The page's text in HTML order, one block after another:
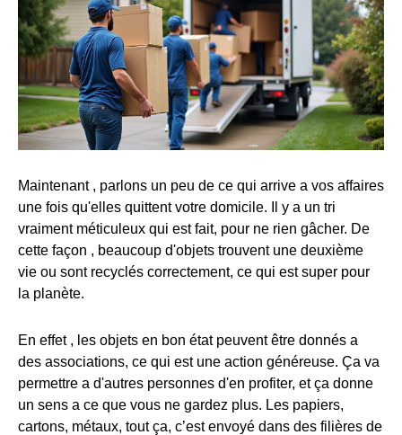
Maintenant , parlons un peu de ce qui arrive a vos affaires
une fois qu'elles quittent votre domicile. Il y a un tri
vraiment méticuleux qui est fait, pour ne rien gâcher. De
cette façon , beaucoup d'objets trouvent une deuxième
vie ou sont recyclés correctement, ce qui est super pour
la planète.
En effet , les objets en bon état peuvent être donnés a
des associations, ce qui est une action généreuse. Ça va
permettre a d'autres personnes d'en profiter, et ça donne
un sens a ce que vous ne gardez plus. Les papiers,
cartons, métaux, tout ça, c’est envoyé dans des filières de